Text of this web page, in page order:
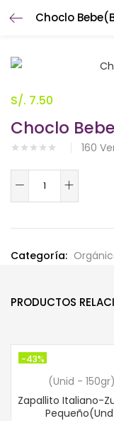
Choclo
Introduzca su
Recuérdame
Choclo
160
S/. 7.50
Categoría:
PRODUCTOS
-43%
(Unid - 150gr)
Zapallito Italiano-